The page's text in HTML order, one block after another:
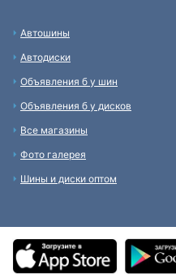
Автошины
Автодиски
Объявления б у шин
Объявления б у дисков
Все магазины
Фото галерея
Шины и диски оптом